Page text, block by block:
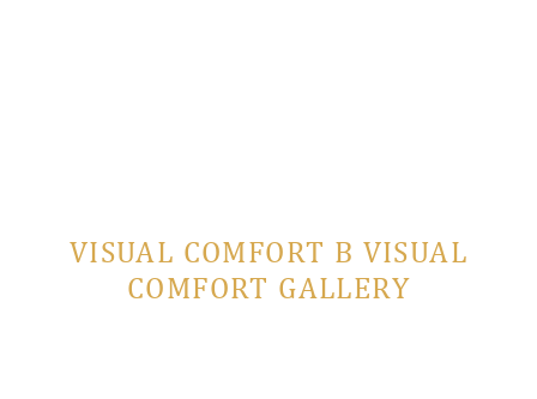
VISUAL COMFORT В VISUAL
COMFORT GALLERY